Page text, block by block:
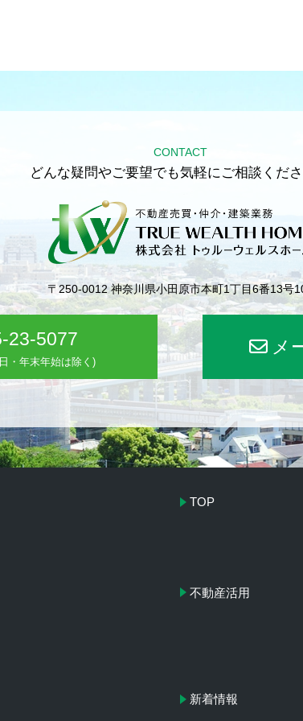
CONTACT
どんな疑問やご要望でも気軽にご相談くださ
〒250-0012神奈川県小田原市本町1丁目6番13号
23-5077
・年末年始は除く)
メ
TOP
不動産活用
新着情報